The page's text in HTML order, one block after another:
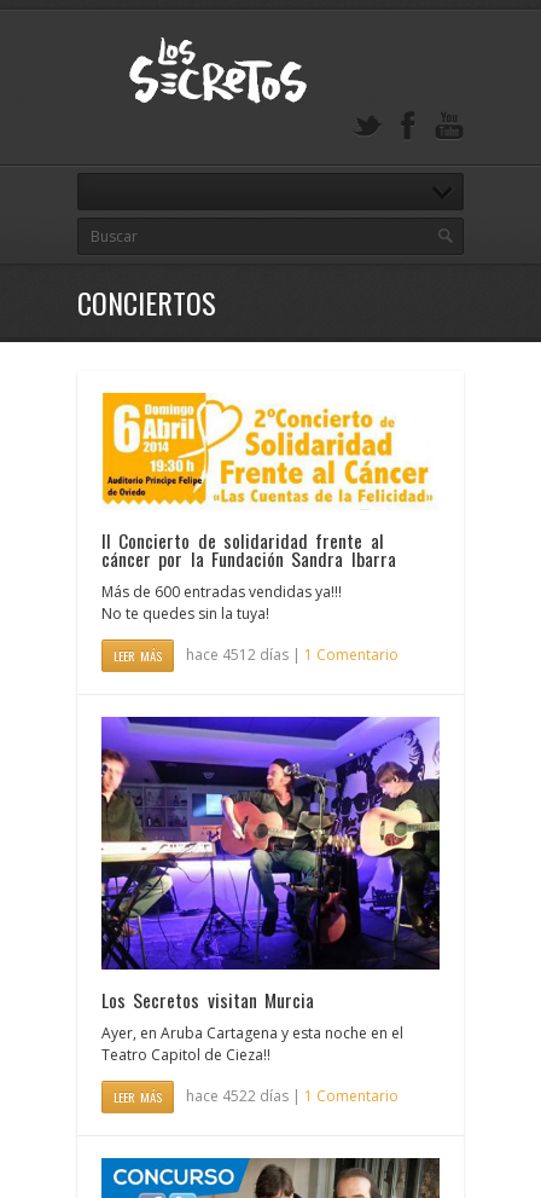
CONCIERTOS
II Concierto de solidaridad frente al
cáncer por la Fundación Sandra Ibarra
Más de 600 entradas vendidas ya!!!
No te quedes sin la tuya!
LEER MÁS hace 4512 días | 1 Comentario
Los Secretos visitan Murcia
Ayer, en Aruba Cartagena y esta noche en el
Teatro Capitol de Cieza!!
LEER MÁS hace 4522 días | 1 Comentario